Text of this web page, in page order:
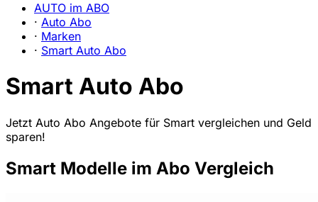
AUTO im ABO
· Auto Abo
· Marken
· Smart Auto Abo
Smart Auto Abo
Jetzt Auto Abo Angebote für Smart vergleichen und Geld
sparen!
Smart Modelle im Abo Vergleich